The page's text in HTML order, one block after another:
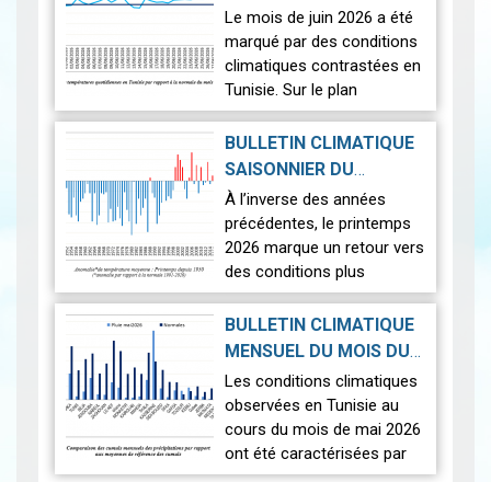
astronomiques les plus
spectaculaires : une…
JUIN 2026 |2026-07-14
Le mois de juin 2026 a été
marqué par des conditions
climatiques contrastées en
Tunisie. Sur le plan
thermique, des
températures supérieures
aux normales ont été
observées sur l'en…
BULLETIN CLIMATIQUE
SAISONNIER DU
PRINTEMPS 2026|
2026-07-02
À l’inverse des années
précédentes, le printemps
2026 marque un retour vers
des conditions plus
proches de la normale,
avec un léger excédent
thermique de +0,3 °c
Nous r…
BULLETIN CLIMATIQUE
MENSUEL DU MOIS DU
MAI 2026|2026-06-17
Les conditions climatiques
observées en Tunisie au
cours du mois de mai 2026
ont été caractérisées par
des températures proches